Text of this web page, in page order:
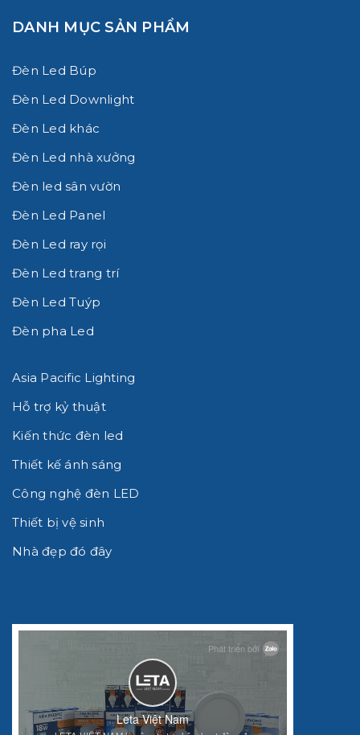
DANH MỤC SẢN PHẨM
Đèn Led Búp
Đèn Led Downlight
Đèn Led khác
Đèn Led nhà xưởng
Đèn led sân vườn
Đèn Led Panel
Đèn Led ray rọi
Đèn Led trang trí
Đèn Led Tuýp
Đèn pha Led
Asia Pacific Lighting
Hỗ trợ kỷ thuật
Kiến thức đèn led
Thiết kế ánh sáng
Công nghệ đèn LED
Thiết bị vệ sinh
Nhà đẹp đó đây